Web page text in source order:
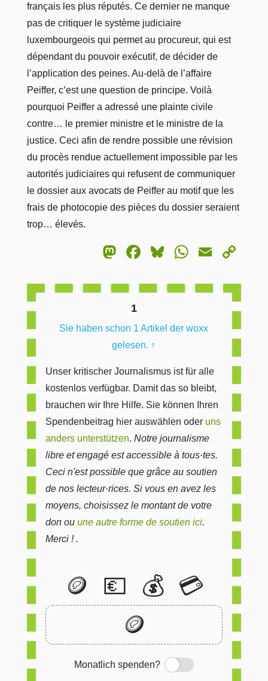
français les plus réputés. Ce dernier ne manque
pas de critiquer le système judiciaire
luxembourgeois qui permet au procureur, qui est
dépendant du pouvoir exécutif, de décider de
l’application des peines. Au-delà de l’affaire
Peiffer, c’est une question de principe. Voilà
pourquoi Peiffer a adressé une plainte civile
contre… le premier ministre et le ministre de la
justice. Ceci afin de rendre possible une révision
du procès rendue actuellement impossible par les
autorités judiciaires qui refusent de communiquer
le dossier aux avocats de Peiffer au motif que les
frais de photocopie des pièces du dossier seraient
trop… élevés.
Mastodon
Facebook
BlueskyEmail
1
Sie haben schon 1 Artikel der woxx
gelesen. ↑
Unser kritischer Journalismus ist für alle
kostenlos verfügbar. Damit das so bleibt,
brauchen wir Ihre Hilfe. Sie können Ihren
Spendenbeitrag hier auswählen oder uns
anders unterstützen. Notre journalisme
libre et engagé est accessible à tous·tes.
Ceci n'est possible que grâce au soutien
de nos lecteur·rices. Si vous en avez les
moyens, choisissez le montant de votre
don ou une autre forme de soutien ici.
Merci ! .
🪙 💶 💰 💳
🪙
Monatlich spenden?
Switch